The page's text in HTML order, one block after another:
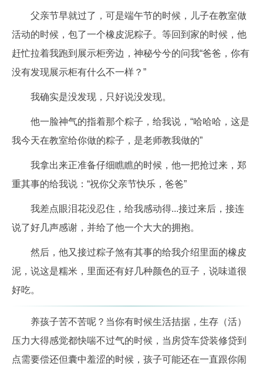
父亲节早就过了，可是端午节的时候，儿子在教室做
活动的时候，包了一个橡皮泥粽子。等回到家的时候，他
赶忙拉着我跑到展示柜旁边，神秘兮兮的问我“爸爸，你有
没有发现展示柜有什么不一样？”
我确实是没发现，只好说没发现。
他一脸神气的指着那个粽子，给我说，“哈哈哈，这是
我今天在教室给你做的粽子，是老师教我做的”
我拿出来正准备仔细瞧瞧的时候，他一把抢过来，郑
重其事的给我说：“祝你父亲节快乐，爸爸”
我差点眼泪花没忍住，给我感动得...接过来后，接连
说了好几声感谢，并给了他一个大大的拥抱。
然后，他又接过粽子煞有其事的给我介绍里面的橡皮
泥，说这是糯米，里面还有好几种颜色的豆子，说味道很
好吃。
养孩子苦不苦呢？当你有时候生活拮据，生存（活）
压力大得感觉都快喘不过气的时候，当房贷车贷装修贷到
点需要偿还但囊中羞涩的时候，孩子可能还在一直跟你闹